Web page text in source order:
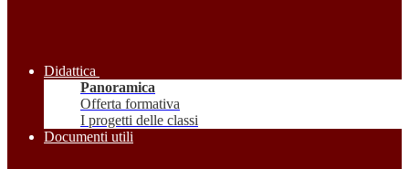
Didattica
Panoramica
Offerta formativa
I progetti delle classi
Documenti utili